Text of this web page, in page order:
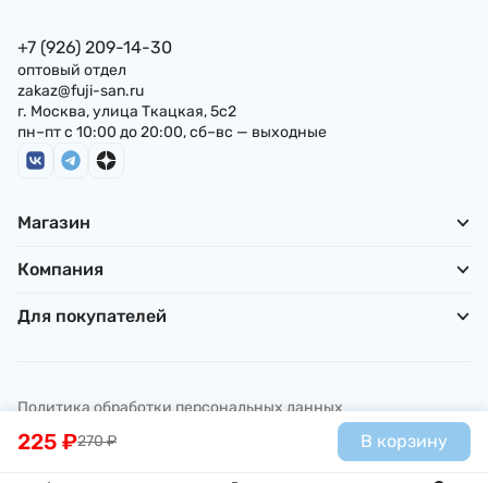
270₽
225 ₽ В корзину
+7 (926) 209-14-30
оптовый отдел
zakaz@fuji-san.ru
г. Москва, улица Ткацкая, 5с2
пн–пт с 10:00 до 20:00, сб–вс — выходные
Магазин
Компания
Для покупателей
Политика обработки персональных данных